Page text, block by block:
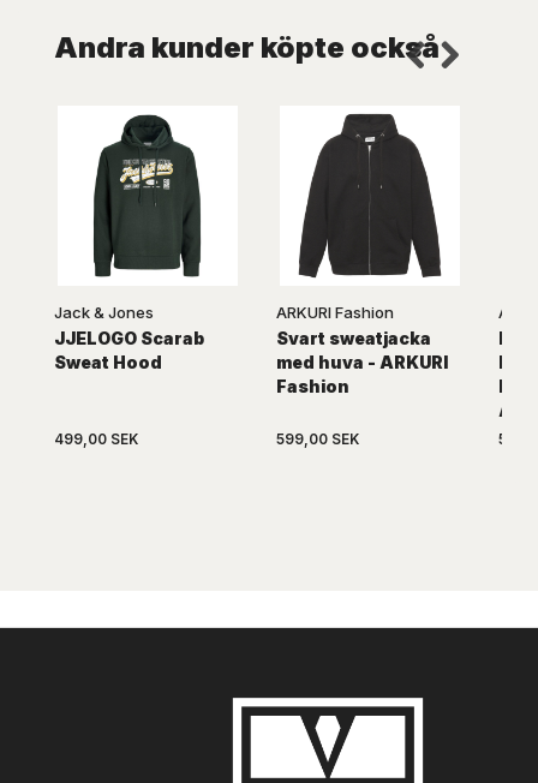
Andra kunder köpte också
Jack & Jones
JJELOGO Scarab
Sweat Hood
499,00 SEK
ARKURI Fashion
Svart sweatjacka
med huva - ARKURI
Fashion
599,00 SEK